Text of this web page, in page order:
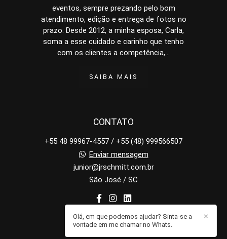
eventos, sempre prezando pelo bom
atendimento, edição e entrega de fotos no
prazo. Desde 2012, a minha esposa, Carla,
soma a esse cuidado e carinho que tenho
com os clientes a competência,...
SAIBA MAIS
CONTATO
+55 48 99967-4557 / +55 (48) 999566507
Enviar mensagem
junior@jrschmitt.com.br
São José / SC
✕
Olá, em que podemos ajudar? Sinta-se a
vontade em me chamar no Whats.